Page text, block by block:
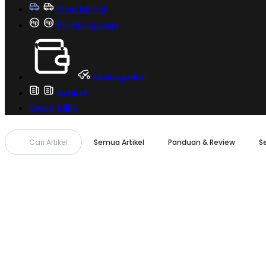
Cari Mobil
Pembiayaan
MoInspeksi
Artikel
Sewa Milik
Cari Artikel Semua Artikel Panduan & Review